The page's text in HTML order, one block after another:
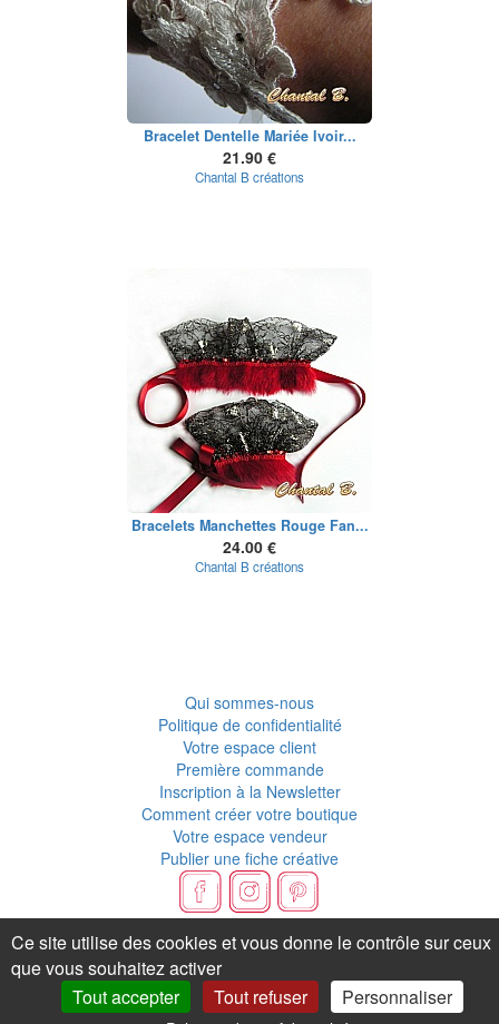
Bracelet Dentelle Mariée Ivoir...
21.90 €
Chantal B créations
Bracelets Manchettes Rouge Fan...
24.00 €
Chantal B créations
Qui sommes-nous
Politique de confidentialité
Votre espace client
Première commande
Inscription à la Newsletter
Comment créer votre boutique
Votre espace vendeur
Publier une fiche créative
Flux RSS
Ce site utilise des cookies et vous donne le contrôle sur ceux
que vous souhaitez activer
Tout accepter
Tout refuser Personnaliser